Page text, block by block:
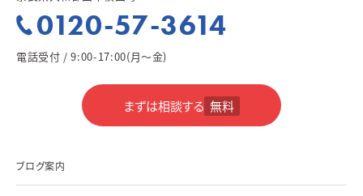
0120-57-3614
電話受付 / 9:00-17:00(月～金)
まずは相談する 無料
ブログ案内